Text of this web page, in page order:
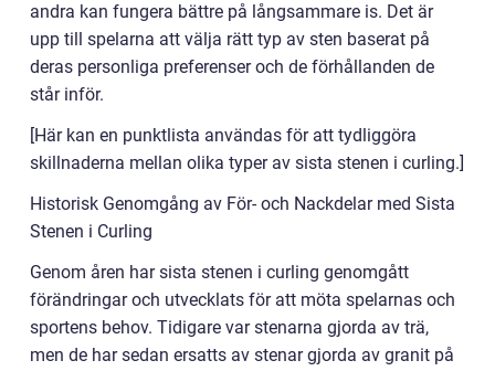
andra kan fungera bättre på långsammare is. Det är
upp till spelarna att välja rätt typ av sten baserat på
deras personliga preferenser och de förhållanden de
står inför.
[Här kan en punktlista användas för att tydliggöra
skillnaderna mellan olika typer av sista stenen i curling.]
Historisk Genomgång av För- och Nackdelar med Sista
Stenen i Curling
Genom åren har sista stenen i curling genomgått
förändringar och utvecklats för att möta spelarnas och
sportens behov. Tidigare var stenarna gjorda av trä,
men de har sedan ersatts av stenar gjorda av granit på